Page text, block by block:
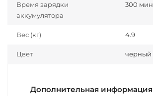
Время зарядки
аккумулятора
300 мин
Вес (кг) 4.9
Цвет черный
Дополнительная информация